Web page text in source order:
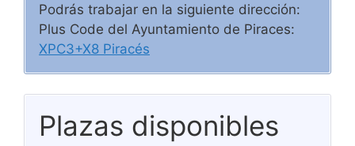
Podrás trabajar en la siguiente dirección:
Plus Code del Ayuntamiento de Piraces:
XPC3+X8 Piracés
Plazas disponibles